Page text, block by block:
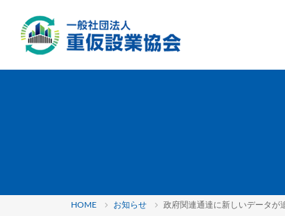
HOME お知らせ 政府関連通達に新しいデータが